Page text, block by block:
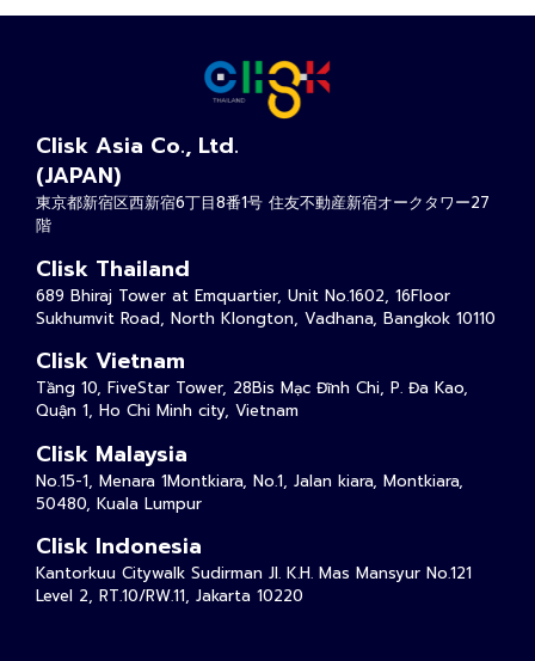
Clisk Asia Co., Ltd.
(JAPAN)
東京都新宿区西新宿6丁目8番1号 住友不動産新宿オークタワー27
階
Clisk Thailand
689 Bhiraj Tower at Emquartier, Unit No.1602, 16Floor
Sukhumvit Road, North Klongton, Vadhana, Bangkok 10110
Clisk Vietnam
Tầng 10, FiveStar Tower, 28Bis Mạc Đĩnh Chi, P. Đa Kao,
Quận 1, Ho Chi Minh city, Vietnam
Clisk Malaysia
No.15-1, Menara 1Montkiara, No.1, Jalan kiara, Montkiara,
50480, Kuala Lumpur
Clisk Indonesia
Kantorkuu Citywalk Sudirman Jl. K.H. Mas Mansyur No.121
Level 2, RT.10/RW.11, Jakarta 10220